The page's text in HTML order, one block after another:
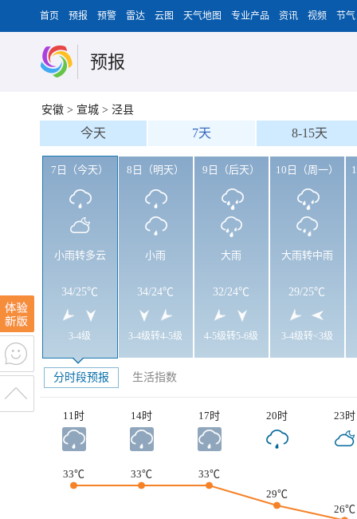
首页 预报 预警 雷达 云图 天气地图 专业产品 资讯 视频 节气
预报
安徽 > 宣城 > 泾县
今天 7天 8-15天
7日（今天）
小雨转多云
34/25℃
3-4级
8日（明天）
小雨
34/24℃
3-4级转4-5级
9日（后天）
大雨
32/24℃
4-5级转5-6级
10日（周一）
大雨转中雨
29/25℃
3-4级转<3级
分时段预报 生活指数
11时 14时 17时 20时 23时
33℃ 33℃
33℃
29℃
26℃